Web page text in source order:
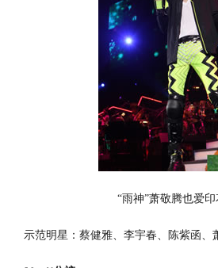
“雨神”萧敬腾也爱
示范明星：蔡健雅、李宇春、陈紫函、